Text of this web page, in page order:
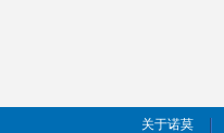
关于诺莫